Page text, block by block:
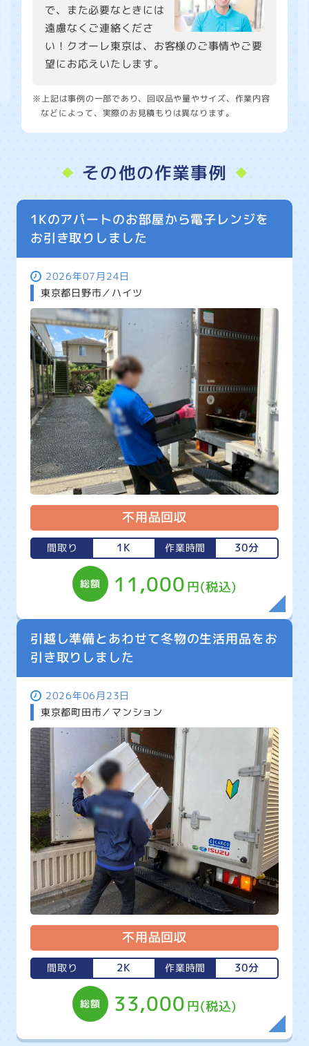
で、また必要なときには
遠慮なくご連絡くださ
い！クオーレ東京は、お客様のご事情やご要
望にお応えいたします。
※上記は事例の一部であり、回収品や量やサイズ、作業内容
などによって、実際のお見積もりは異なります。
その他の作業事例
1Kのアパートのお部屋から電子レンジを
お引き取りしました
2026年07月24日
東京都日野市／ハイツ
不用品回収
間取り 1K 作業時間 30分
総額 11,000円(税込)
引越し準備とあわせて冬物の生活用品をお
引き取りしました
2026年06月23日
東京都町田市／マンション
不用品回収
間取り 2K 作業時間 30分
総額 33,000円(税込)